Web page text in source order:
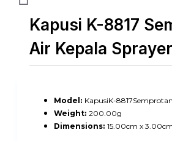
Kapusi K-8817
Air Kepala Sprayer
Model: KapusiK-
Weight: 200.00g
Dimensions: 15.00cm x